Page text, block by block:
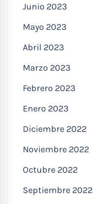
Junio 2023
Mayo 2023
Abril 2023
Marzo 2023
Febrero 2023
Enero 2023
Diciembre 2022
Noviembre 2022
Octubre 2022
Septiembre 2022